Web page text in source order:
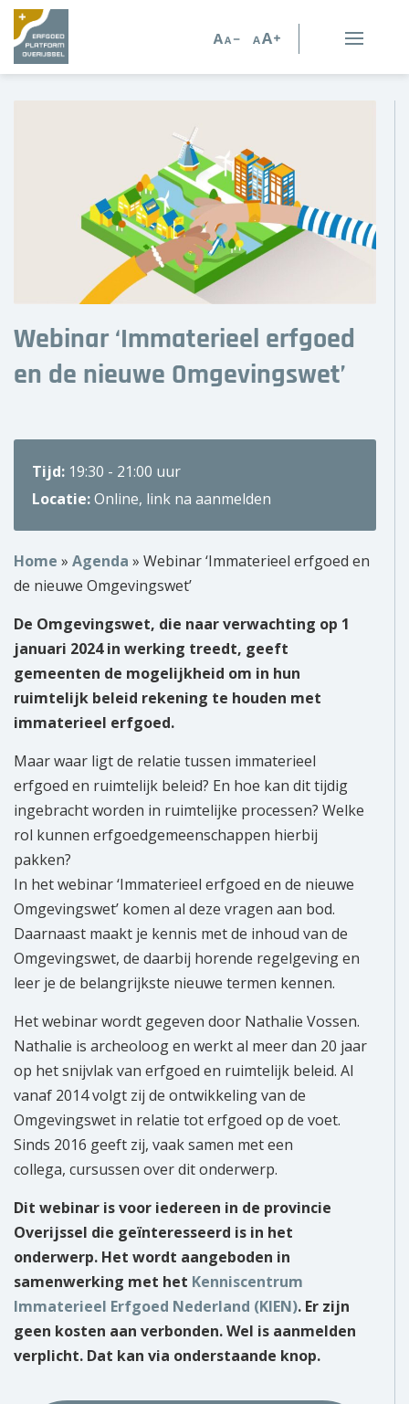
Erfgoedorganisaties
Verhalen
Kennis en advies
Kennisbank
Agenda
Over ons
Wie zijn wij?
Zoek
naar:
Webinar ‘Immaterieel erfgoed
en de nieuwe Omgevingswet’
Tijd: 19:30 - 21:00 uur
Locatie:Online, link na aanmelden
Home » Agenda » Webinar ‘Immaterieel erfgoed en
de nieuwe Omgevingswet’
De Omgevingswet, die naar verwachting op 1
januari 2024 in werking treedt, geeft
gemeenten de mogelijkheid om in hun
ruimtelijk beleid rekening te houden met
immaterieel erfgoed.
Maar waar ligt de relatie tussen immaterieel
erfgoed en ruimtelijk beleid? En hoe kan dit tijdig
ingebracht worden in ruimtelijke processen? Welke
rol kunnen erfgoedgemeenschappen hierbij
pakken?
In het webinar ‘Immaterieel erfgoed en de nieuwe
Omgevingswet’ komen al deze vragen aan bod.
Daarnaast maakt je kennis met de inhoud van de
Omgevingswet, de daarbij horende regelgeving en
leer je de belangrijkste nieuwe termen kennen.
Het webinar wordt gegeven door Nathalie Vossen.
Nathalie is archeoloog en werkt al meer dan 20 jaar
op het snijvlak van erfgoed en ruimtelijk beleid. Al
vanaf 2014 volgt zij de ontwikkeling van de
Omgevingswet in relatie tot erfgoed op de voet.
Sinds 2016 geeft zij, vaak samen met een
collega, cursussen over dit onderwerp.
Dit webinar is voor iedereen in de provincie
Overijssel die geïnteresseerd is in het
onderwerp. Het wordt aangeboden in
samenwerking met het Kenniscentrum
Immaterieel Erfgoed Nederland (KIEN). Er zijn
geen kosten aan verbonden. Wel is aanmelden
verplicht. Dat kan via onderstaande knop.